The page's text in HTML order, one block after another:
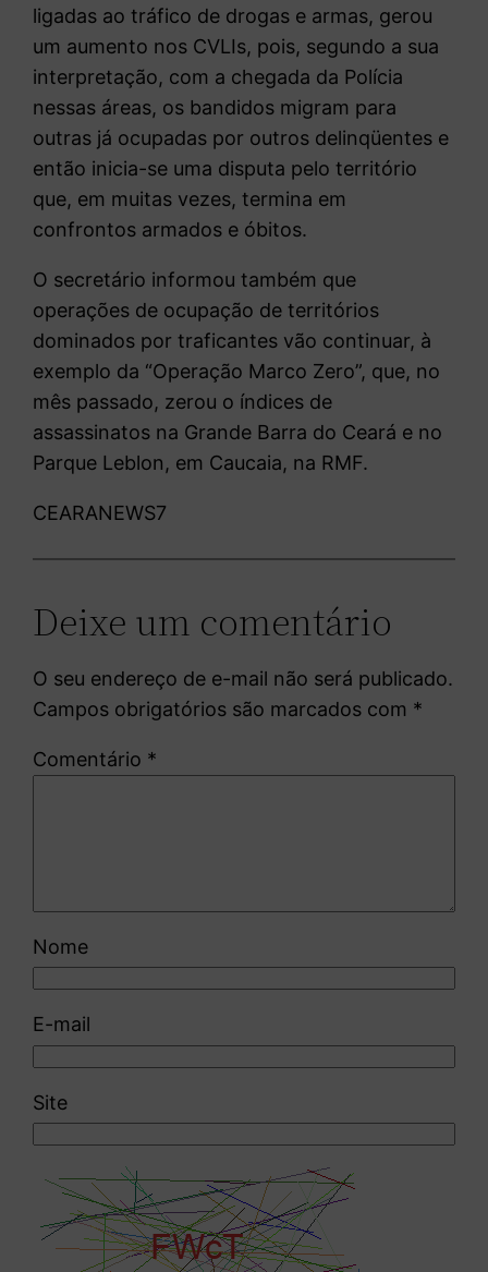
ligadas ao tráfico de drogas e armas, gerou
um aumento nos CVLIs, pois, segundo a sua
interpretação, com a chegada da Polícia
nessas áreas, os bandidos migram para
outras já ocupadas por outros delinqüentes e
então inicia-se uma disputa pelo território
que, em muitas vezes, termina em
confrontos armados e óbitos.
O secretário informou também que
operações de ocupação de territórios
dominados por traficantes vão continuar, à
exemplo da “Operação Marco Zero”, que, no
mês passado, zerou o índices de
assassinatos na Grande Barra do Ceará e no
Parque Leblon, em Caucaia, na RMF.
CEARANEWS7
Deixe um comentário
O seu endereço de e-mail não será publicado.
Campos obrigatórios são marcados com *
Comentário *
Nome
E-mail
Site